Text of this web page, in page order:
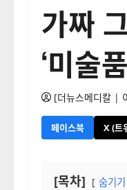
가짜
‘미술
[더뉴스메디칼 |
페이스북 X (트
[목차] 숨기기